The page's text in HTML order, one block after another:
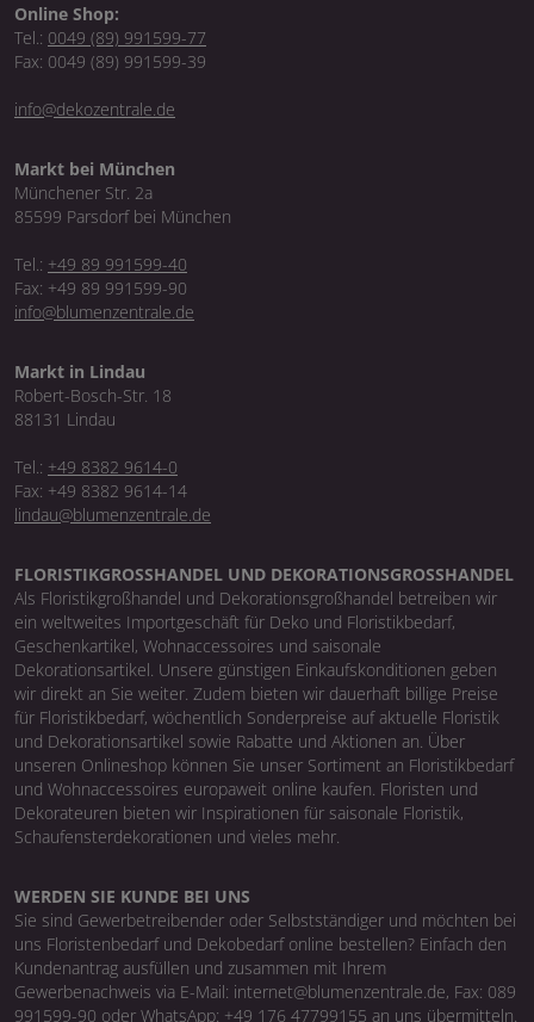
Online Shop:
Tel.: 0049 (89) 991599-77
Fax: 0049 (89) 991599-39
info@dekozentrale.de
Markt bei München
Münchener Str. 2a
85599 Parsdorf bei München
Tel.: +49 89 991599-40
Fax: +49 89 991599-90
info@blumenzentrale.de
Markt in Lindau
Robert-Bosch-Str. 18
88131 Lindau
Tel.: +49 8382 9614-0
Fax: +49 8382 9614-14
lindau@blumenzentrale.de
FLORISTIKGROSSHANDEL UND DEKORATIONSGROSSHANDEL
Als Floristikgroßhandel und Dekorationsgroßhandel betreiben wir
ein weltweites Importgeschäft für Deko und Floristikbedarf,
Geschenkartikel, Wohnaccessoires und saisonale
Dekorationsartikel. Unsere günstigen Einkaufskonditionen geben
wir direkt an Sie weiter. Zudem bieten wir dauerhaft billige Preise
für Floristikbedarf, wöchentlich Sonderpreise auf aktuelle Floristik
und Dekorationsartikel sowie Rabatte und Aktionen an. Über
unseren Onlineshop können Sie unser Sortiment an Floristikbedarf
und Wohnaccessoires europaweit online kaufen. Floristen und
Dekorateuren bieten wir Inspirationen für saisonale Floristik,
Schaufensterdekorationen und vieles mehr.
WERDEN SIE KUNDE BEI UNS
Sie sind Gewerbetreibender oder Selbstständiger und möchten bei
uns Floristenbedarf und Dekobedarf online bestellen? Einfach den
Kundenantrag ausfüllen und zusammen mit Ihrem
Gewerbenachweis via E-Mail: internet@blumenzentrale.de, Fax: 089
991599-90 oder WhatsApp: +49 176 47799155 an uns übermitteln.